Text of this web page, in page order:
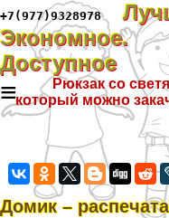
+7(977)9328978
Экономное.
Доступное
≡
Рюкзак со
который можно
Домик –